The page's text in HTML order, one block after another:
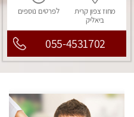
מחוז צפוןקרית
ביאליק
לפרטים נוספים
055-4531702